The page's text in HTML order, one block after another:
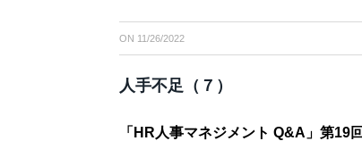
ON 11/26/2022
人手不足（７）
「HR人事マネジメント Q&A」第19回